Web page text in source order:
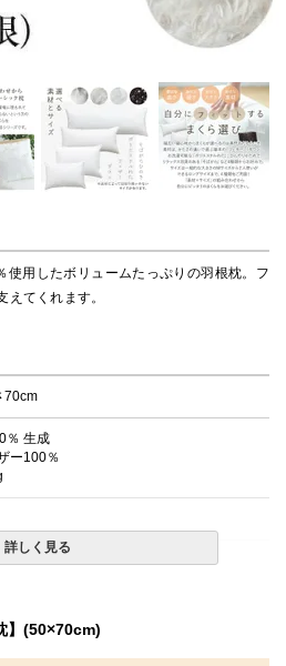
使用したボリュームたっぷりの羽根枕。フ
えてくれます。
70cm
％ 生成
ー100％
生地の色味が白系の生地に変わる場合がご
詳しく見る
】(50×70cm)